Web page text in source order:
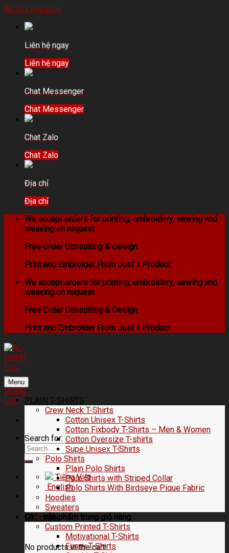
Bỏ qua nội dung
Liên hệ ngay
Liên hệ ngay
Chat Messenger
Chat Messenger
Chat Zalo
Chat Zalo
Địa chỉ
Địa chỉ
We accept orders for printing, embroidery, sewing and
weaving on request
Free Order Consulting & Design
Print and Embroider From Just 1 Product
We accept orders for printing, embroidery, sewing and
weaving on request
Free Order Consulting & Design
Print and Embroider From Just 1 Product
Search for:
Tiếng Việt
English
Có0 sản phẩm trong giỏ hàng
No products in the cart.
Menu
PLAIN T-SHIRTS
Crew Neck T-Shirts
Cotton Unisex T-Shirts
Cotton Fixbody T-Shirts – Men & Women
Cotton Oversize T-shirts
Supe Unisex T-Shirts
Polo Shirts
Plain Polo Shirts
Polo Shirts with Striped Collar
Polo Shirts With Birdseye Pique Fabric
Hoodies
Sweaters
FASHION
Custom Printed T-Shirts
Motivational T-Shirts
Funny T-Shirts